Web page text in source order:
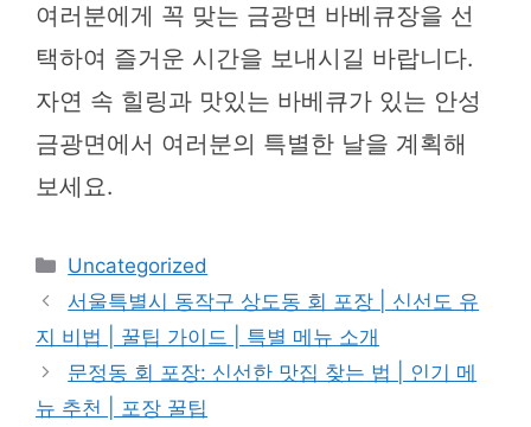
여러분에게 꼭 맞는 금광면 바베큐장을 선
택하여 즐거운 시간을 보내시길 바랍니다.
자연 속 힐링과 맛있는 바베큐가 있는 안성
금광면에서 여러분의 특별한 날을 계획해
보세요.
카
테
리
Uncategorized
서울특별시 동작구 상도동 회 포장 | 신선도 유
지 비법 | 꿀팁 가이드 | 특별 메뉴 소개
문정동 회 포장: 신선한 맛집 찾는 법 | 인기 메
뉴 추천 | 포장 꿀팁